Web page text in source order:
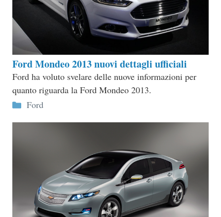
Ford Mondeo 2013 nuovi dettagli ufficiali
Ford ha voluto svelare delle nuove informazioni per
quanto riguarda la Ford Mondeo 2013.
Categorie
Ford